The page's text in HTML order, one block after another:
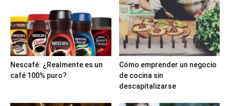
Nescafé: ¿Realmente es un
café 100% puro?
Cómo emprender un negocio
de cocina sin
descapitalizarse